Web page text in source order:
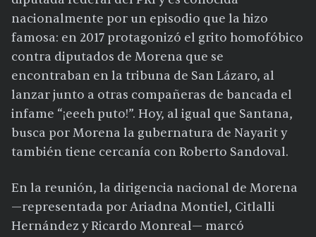
nacionalmente por un episodio que la hizo
famosa: en 2017 protagonizó el grito homofóbico
contra diputados de Morena que se
encontraban en la tribuna de San Lázaro, al
lanzar junto a otras compañeras de bancada el
infame “¡eeeh puto!”. Hoy, al igual que Santana,
busca por Morena la gubernatura de Nayarit y
también tiene cercanía con Roberto Sandoval.
En la reunión, la dirigencia nacional de Morena
—representada por Ariadna Montiel, Citlalli
Hernández y Ricardo Monreal— marcó